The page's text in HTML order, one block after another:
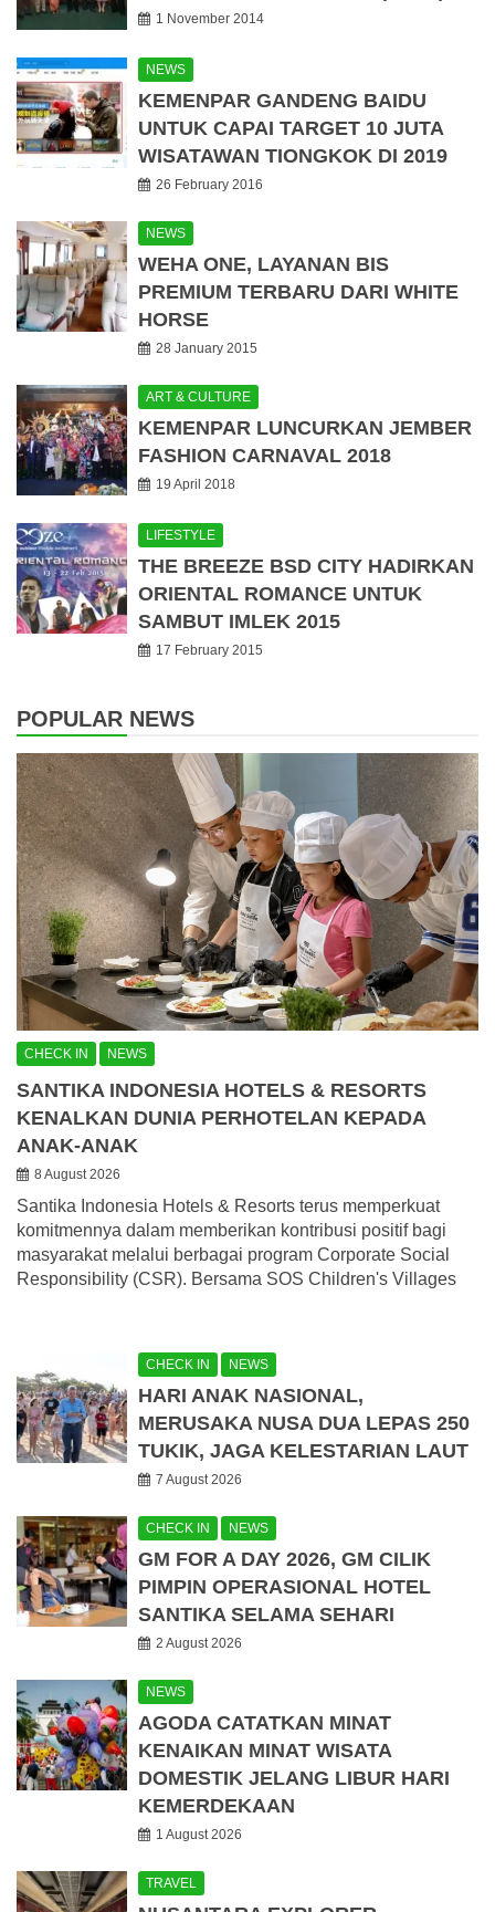
1 November 2014
NEWS
KEMENPAR GANDENG BAIDU
UNTUK CAPAI TARGET 10 JUTA
WISATAWAN TIONGKOK DI 2019
26 February 2016
NEWS
WEHA ONE, LAYANAN BIS
PREMIUM TERBARU DARI WHITE
HORSE
28 January 2015
ART & CULTURE
KEMENPAR LUNCURKAN JEMBER
FASHION CARNAVAL 2018
19 April 2018
LIFESTYLE
THE BREEZE BSD CITY HADIRKAN
ORIENTAL ROMANCE UNTUK
SAMBUT IMLEK 2015
17 February 2015
POPULAR NEWS
CHECK IN NEWS
SANTIKA INDONESIA HOTELS & RESORTS
KENALKAN DUNIA PERHOTELAN KEPADA
ANAK-ANAK
8 August 2026
Santika Indonesia Hotels & Resorts terus memperkuat
komitmennya dalam memberikan kontribusi positif bagi
masyarakat melalui berbagai program Corporate Social
Responsibility (CSR). Bersama SOS Children's Villages
CHECK IN NEWS
HARI ANAK NASIONAL,
MERUSAKA NUSA DUA LEPAS 250
TUKIK, JAGA KELESTARIAN LAUT
7 August 2026
CHECK IN NEWS
GM FOR A DAY 2026, GM CILIK
PIMPIN OPERASIONAL HOTEL
SANTIKA SELAMA SEHARI
2 August 2026
NEWS
AGODA CATATKAN MINAT
KENAIKAN MINAT WISATA
DOMESTIK JELANG LIBUR HARI
KEMERDEKAAN
1 August 2026
TRAVEL